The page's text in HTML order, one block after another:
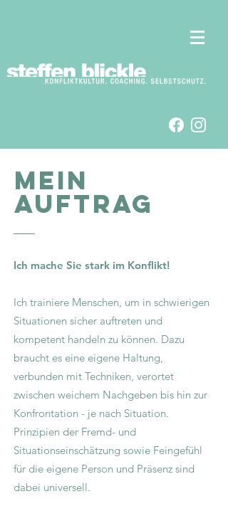
Mein
Auftrag
Ich mache Sie stark im Konflikt!
Ich trainiere Menschen, um in schwierigen
Situationen sicher auftreten und
kompetent handeln zu können. Dazu
braucht es eine eigene Haltung,
verbunden mit Techniken, verortet
zwischen weichem Nachgeben bis hin zur
Konfrontation - je nach Situation.
Prinzipien der Fremd- und
Situationseinschätzung sowie Feingefühl
für die eigene Person und Präsenz sind
dabei universell.